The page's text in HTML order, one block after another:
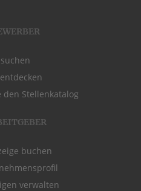
den Stellenkatalog
buchen
verwalten